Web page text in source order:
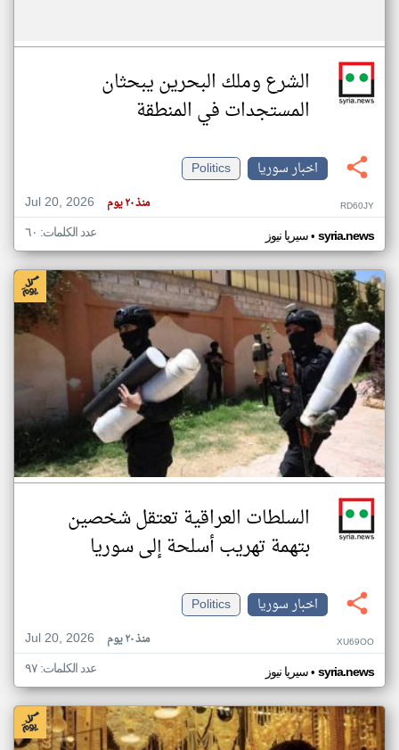
الشرع وملك البحرين يبحثان
المستجدات في المنطقة
اخبار سوريا
Politics
Jul 20, 2026
منذ ٢٠ يوم RD60JY
سيريا نيوز• syria.news عدد الكلمات: ٦٠
السلطات العراقية تعتقل شخصين
بتهمة تهريب أسلحة إلى سوريا
اخبار سوريا
Politics
Jul 20, 2026
منذ ٢٠ يوم XU69OO
سيريا نيوز• syria.news عدد الكلمات: ٩٧